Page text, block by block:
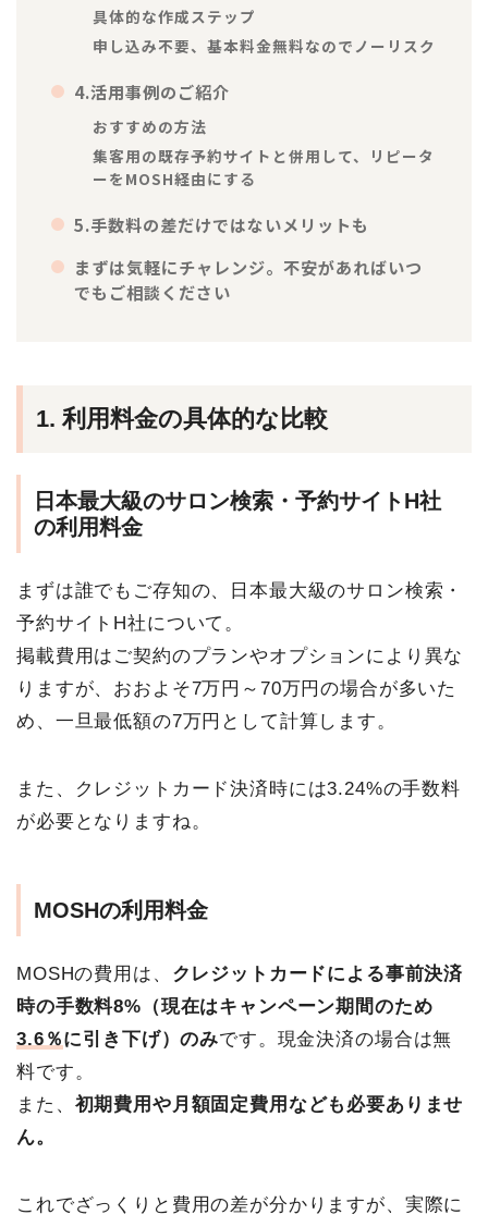
具体的な作成ステップ
申し込み不要、基本料金無料なのでノーリスク
4.活用事例のご紹介
おすすめの方法
集客用の既存予約サイトと併用して、リピータ
ーをMOSH経由にする
5.手数料の差だけではないメリットも
まずは気軽にチャレンジ。不安があればいつ
でもご相談ください
1. 利用料金の具体的な比較
日本最大級のサロン検索・予約サイトH社
の利用料金
まずは誰でもご存知の、日本最大級のサロン検索・
予約サイトH社について。
掲載費用はご契約のプランやオプションにより異な
りますが、おおよそ7万円～70万円の場合が多いた
め、一旦最低額の7万円として計算します。
また、クレジットカード決済時には3.24%の手数料
が必要となりますね。
MOSHの利用料金
MOSHの費用は、 クレジットカードによる事前決済
時の手数料8%（現在はキャンペーン期間のため
3.6％に引き下げ）のみです。現金決済の場合は無
料です。
また、 初期費用や月額固定費用なども必要ありませ
ん。
これでざっくりと費用の差が分かりますが、実際に